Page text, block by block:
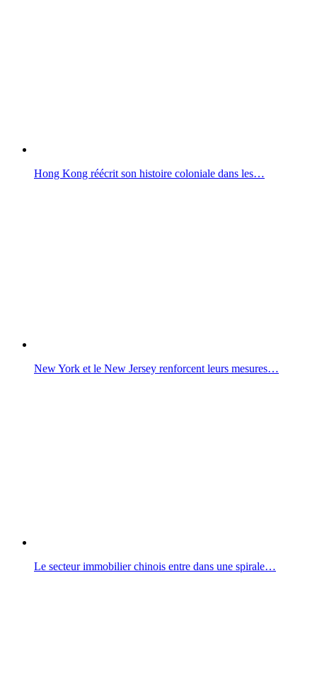
Hong Kong réécrit son histoire coloniale dans les…
New York et le New Jersey renforcent leurs mesures…
Le secteur immobilier chinois entre dans une spirale…